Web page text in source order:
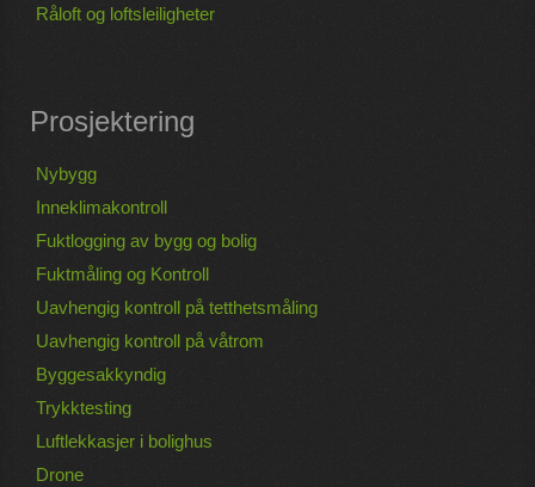
Råloft og loftsleiligheter
Prosjektering
Nybygg
Inneklimakontroll
Fuktlogging av bygg og bolig
Fuktmåling og Kontroll
Uavhengig kontroll på tetthetsmåling
Uavhengig kontroll på våtrom
Byggesakkyndig
Trykktesting
Luftlekkasjer i bolighus
Drone